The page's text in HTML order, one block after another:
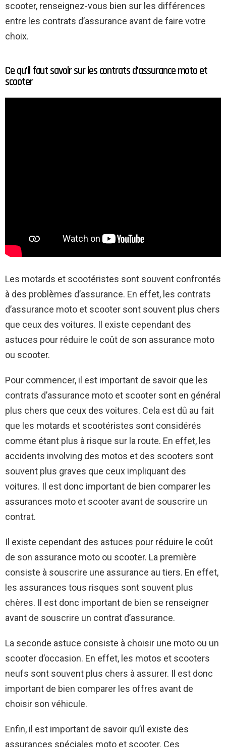
scooter, renseignez-vous bien sur les différences
entre les contrats d’assurance avant de faire votre
choix.
Ce qu’il faut savoir sur les contrats d’assurance moto et
scooter
Les motards et scootéristes sont souvent confrontés
à des problèmes d’assurance. En effet, les contrats
d’assurance moto et scooter sont souvent plus chers
que ceux des voitures. Il existe cependant des
astuces pour réduire le coût de son assurance moto
ou scooter.
Pour commencer, il est important de savoir que les
contrats d’assurance moto et scooter sont en général
plus chers que ceux des voitures. Cela est dû au fait
que les motards et scootéristes sont considérés
comme étant plus à risque sur la route. En effet, les
accidents involving des motos et des scooters sont
souvent plus graves que ceux impliquant des
voitures. Il est donc important de bien comparer les
assurances moto et scooter avant de souscrire un
contrat.
Il existe cependant des astuces pour réduire le coût
de son assurance moto ou scooter. La première
consiste à souscrire une assurance au tiers. En effet,
les assurances tous risques sont souvent plus
chères. Il est donc important de bien se renseigner
avant de souscrire un contrat d’assurance.
La seconde astuce consiste à choisir une moto ou un
scooter d’occasion. En effet, les motos et scooters
neufs sont souvent plus chers à assurer. Il est donc
important de bien comparer les offres avant de
choisir son véhicule.
Enfin, il est important de savoir qu’il existe des
assurances spéciales moto et scooter. Ces